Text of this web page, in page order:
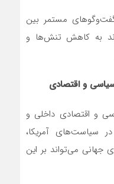
مستمر بین
به کاهش تنش‌ها و
سیاسی و اقتصادی
و اقتصادی داخلی و
سیاست‌های آمریکا،
جهانی می‌تواند بر این